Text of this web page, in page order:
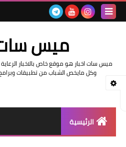
ميس سات
ميس سات اخبار هو موقع خاص بالاخبار
وكل مايخص الشباب من تطبيقات وبرامج
الرئيسية